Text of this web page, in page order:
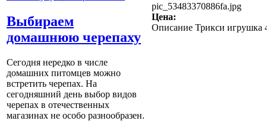
Выбираем
домашнюю черепаху
Сегодня нередко в числе
домашних питомцев можно
встретить черепах. На
сегодняшний день выбор видов
черепах в отечественных
магазинах не особо разнообразен.
pic_53483370886fa.jpg
Цена:
Описание Трикси игрушка